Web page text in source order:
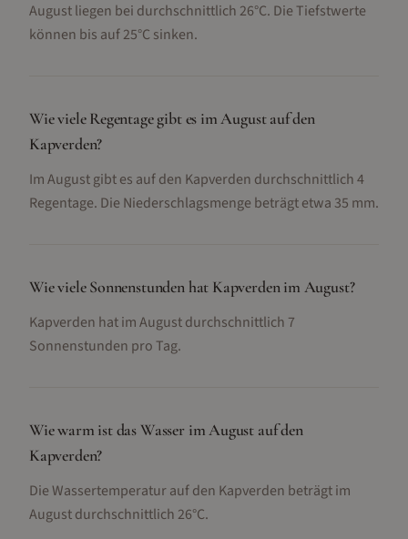
August liegen bei durchschnittlich 26°C. Die Tiefstwerte
können bis auf 25°C sinken.
Wie viele Regentage gibt es im August auf den
Kapverden?
Im August gibt es auf den Kapverden durchschnittlich 4
Regentage. Die Niederschlagsmenge beträgt etwa 35 mm.
Wie viele Sonnenstunden hat Kapverden im August?
Kapverden hat im August durchschnittlich 7
Sonnenstunden pro Tag.
Wie warm ist das Wasser im August auf den
Kapverden?
Die Wassertemperatur auf den Kapverden beträgt im
August durchschnittlich 26°C.